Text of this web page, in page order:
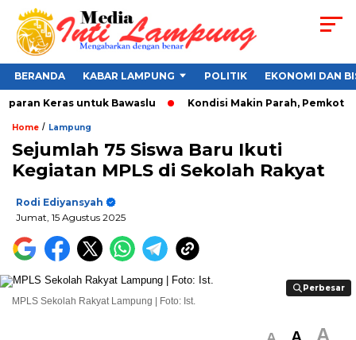
BERANDA KABAR LAMPUNG POLITIK EKONOMI DAN
Keras untuk Bawaslu Kondisi Makin Parah, Pemkot
Home / Lampung
Sejumlah 75 Siswa Baru Ikuti
Kegiatan MPLS di Sekolah Rakyat
Rodi Ediyansyah
Jumat, 15 Agustus 2025
Perbesar
Perbesar
MPLS Sekolah Rakyat Lampung | Foto: Ist.
A